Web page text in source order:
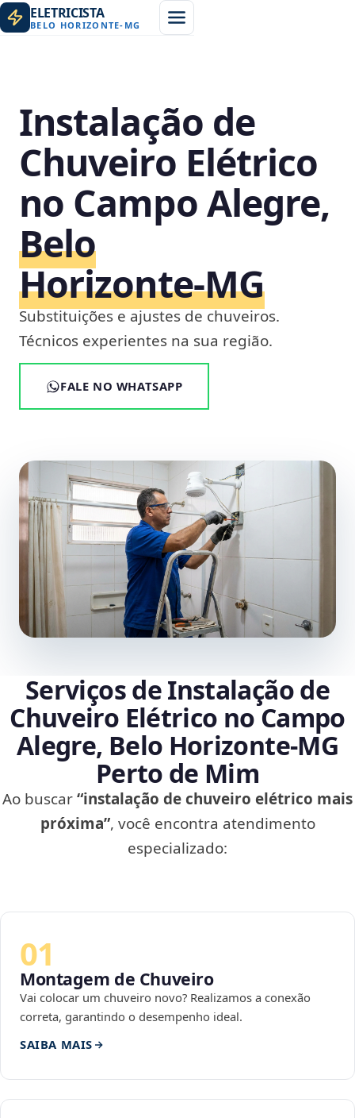
ELETRICISTA
BELO HORIZONTE- MG
Instalação de
Chuveiro Elétrico
no Campo Alegre,
Belo
Horizonte‑MG
Substituições e ajustes de chuveiros.
Técnicos experientes na sua região.
FALE NO WHATSAPP
Serviços de Instalação de
Chuveiro Elétrico no Campo
Alegre, Belo Horizonte‑MG
Perto de Mim
Ao buscar“instalação de chuveiro elétrico mais
próxima”, você encontra atendimento
especializado:
01
Montagem de Chuveiro
Vai colocar um chuveiro novo? Realizamos a conexão
correta, garantindo o desempenho ideal.
SAIBA MAIS